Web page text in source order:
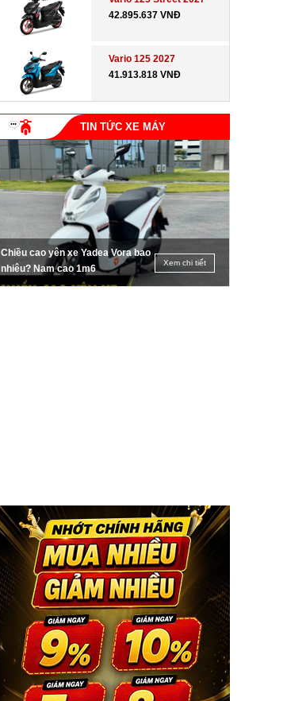
42.895.637 VNĐ
Vario 125 2027
41.913.818 VNĐ
TIN TỨC XE MÁY
Chiều cao yên xe Yadea Vora bao
nhiêu? Nam cao 1m6
Xem chi tiết